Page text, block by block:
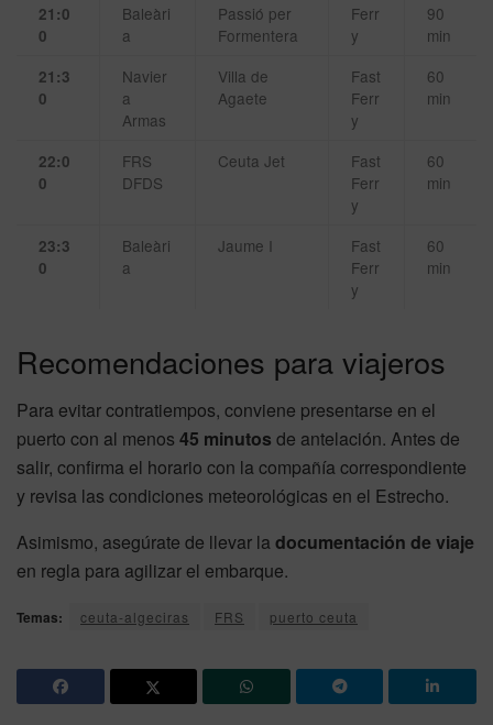
21:0
0
Baleàri
a
Passió per
Formentera
Ferr
y
90
min
21:3
0
Navier
a
Armas
Villa de
Agaete
Fast
Ferr
y
60
min
22:0
0
FRS
DFDS
Ceuta Jet
Fast
Ferr
y
60
min
23:3
0
Baleàri
a
Jaume I
Fast
Ferr
y
60
min
Recomendaciones para viajeros
Para evitar contratiempos, conviene presentarse en el
puerto con al menos 45 minutos de antelación. Antes de
salir, confirma el horario con la compañía correspondiente
y revisa las condiciones meteorológicas en el Estrecho.
Asimismo, asegúrate de llevar ladocumentación de viaje
en regla para agilizar el embarque.
Temas: ceuta-algeciras FRS puerto ceuta